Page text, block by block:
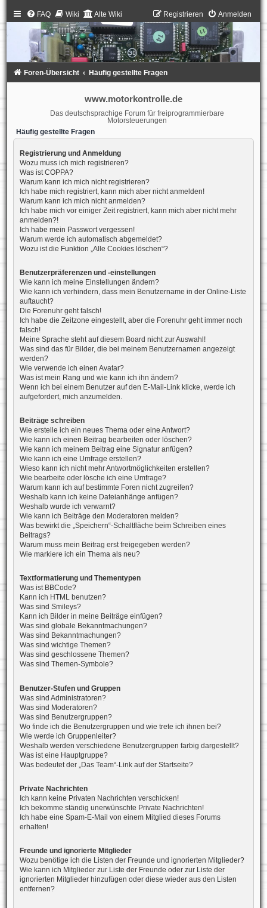
FAQ Wiki Alte Wiki Anmelden
Registrieren
Foren-Übersicht Häufig gestellte Fragen
www.motorkontrolle.de
Das deutschsprachige Forum für freiprogrammierbare
Motorsteuerungen
Häufig gestellte Fragen
Registrierung und Anmeldung
Wozu muss ich mich registrieren?
Was ist COPPA?
Warum kann ich mich nicht registrieren?
Ich habe mich registriert, kann mich aber nicht anmelden!
Warum kann ich mich nicht anmelden?
Ich habe mich vor einiger Zeit registriert, kann mich aber nicht mehr
anmelden?!
Ich habe mein Passwort vergessen!
Warum werde ich automatisch abgemeldet?
Wozu ist die Funktion „Alle Cookies löschen“?
Benutzerpräferenzen und -einstellungen
Wie kann ich meine Einstellungen ändern?
Wie kann ich verhindern, dass mein Benutzername in der Online-Liste
auftaucht?
Die Forenuhr geht falsch!
Ich habe die Zeitzone eingestellt, aber die Forenuhr geht immer noch
falsch!
Meine Sprache steht auf diesem Board nicht zur Auswahl!
Was sind das für Bilder, die bei meinem Benutzernamen angezeigt
werden?
Wie verwende ich einen Avatar?
Was ist mein Rang und wie kann ich ihn ändern?
Wenn ich bei einem Benutzer auf den E-Mail-Link klicke, werde ich
aufgefordert, mich anzumelden.
Beiträge schreiben
Wie erstelle ich ein neues Thema oder eine Antwort?
Wie kann ich einen Beitrag bearbeiten oder löschen?
Wie kann ich meinem Beitrag eine Signatur anfügen?
Wie kann ich eine Umfrage erstellen?
Wieso kann ich nicht mehr Antwortmöglichkeiten erstellen?
Wie bearbeite oder lösche ich eine Umfrage?
Warum kann ich auf bestimmte Foren nicht zugreifen?
Weshalb kann ich keine Dateianhänge anfügen?
Weshalb wurde ich verwarnt?
Wie kann ich Beiträge den Moderatoren melden?
Was bewirkt die „Speichern“-Schaltfläche beim Schreiben eines
Beitrags?
Warum muss mein Beitrag erst freigegeben werden?
Wie markiere ich ein Thema als neu?
Textformatierung und Thementypen
Was ist BBCode?
Kann ich HTML benutzen?
Was sind Smileys?
Kann ich Bilder in meine Beiträge einfügen?
Was sind globale Bekanntmachungen?
Was sind Bekanntmachungen?
Was sind wichtige Themen?
Was sind geschlossene Themen?
Was sind Themen-Symbole?
Benutzer-Stufen und Gruppen
Was sind Administratoren?
Was sind Moderatoren?
Was sind Benutzergruppen?
Wo finde ich die Benutzergruppen und wie trete ich ihnen bei?
Wie werde ich Gruppenleiter?
Weshalb werden verschiedene Benutzergruppen farbig dargestellt?
Was ist eine Hauptgruppe?
Was bedeutet der „Das Team“-Link auf der Startseite?
Private Nachrichten
Ich kann keine Privaten Nachrichten verschicken!
Ich bekomme ständig unerwünschte Private Nachrichten!
Ich habe eine Spam-E-Mail von einem Mitglied dieses Forums
erhalten!
Freunde und ignorierte Mitglieder
Wozu benötige ich die Listen der Freunde und ignorierten Mitglieder?
Wie kann ich Mitglieder zur Liste der Freunde oder zur Liste der
ignorierten Mitglieder hinzufügen oder diese wieder aus den Listen
entfernen?